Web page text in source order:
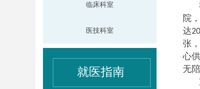
院，
达
张
心
无
临床科室
医技科室
就医指南